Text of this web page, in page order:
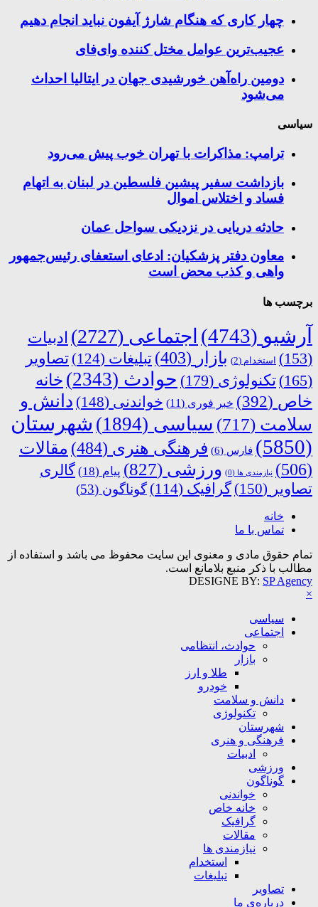
چهار کاری که هنگام شارژ آیفون نباید انجام دهیم
عجیب‌ترین عوامل مختل کننده وای‌فای
دومین راه‌آهن خورشیدی جهان در ایتالیا احداث
می‌شود
سیاسی
ترامپ: مذاکرات با تهران خوب پیش می‌رود
بازداشت سفیر پیشین فلسطین در لبنان به اتهام
فساد و اختلاس اموال
حادثه دریایی در نزدیکی سواحل عمان
معاون دفتر پزشکیان: ادعای استعفای رئیس‌جمهور
واهی و کذب محض است
برچسب ها
آرشیو (4743) اجتماعی (2727)
ادبیات
(153)
استخدام (2) بازار (403) تبلیغات (124)
تصاویر
(165)
تکنولوژی (179) حوادث (2343)
خانه
خاص (392) خبر فوری (11) خواندنی (148)
دانش و
سلامت (717) سیاسی (1894)
شهرستان
(5850)
فارس (6) فرهنگی هنری (484)
مقالات
(506)
نیازمندی ها (0) ورزشی (827) پیام (18)
گالری
تصاویر (150) گرافیک (114) گوناگون (53)
خانه
تماس با ما
تمام حقوق مادی و معنوی این سایت محفوظ می باشد و استفاده از
مطالب با ذکر منبع بلامانع است.
DESIGNE BY: SP Agency
×
سیاسی
اجتماعی
حوادث، انتظامی
بازار
طلا و ارز
خودرو
دانش و سلامت
تکنولوژی
شهرستان
فرهنگی و هنری
ادبیات
ورزشی
گوناگون
خواندنی
خانه خاص
گرافیک
مقالات
نیازمندی ها
استخدام
تبلیغات
تصاویر
درباره‌ی ما